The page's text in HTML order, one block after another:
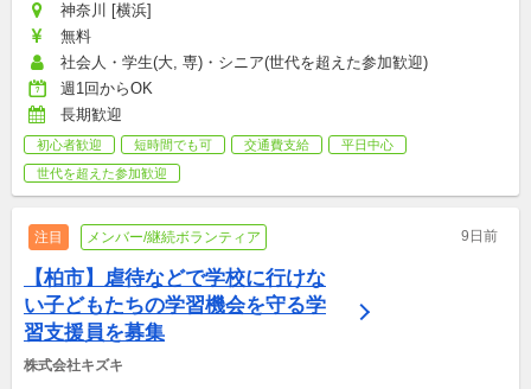
神奈川 [横浜]
無料
社会人・学生(大, 専)・シニア(世代を超えた参加歓迎)
週1回からOK
長期歓迎
初心者歓迎 短時間でも可 交通費支給
平日中心
世代を超えた参加歓迎
注目 メンバー/継続ボランティア 9日前
【柏市】虐待などで学校に行けな
い子どもたちの学習機会を守る学
習支援員を募集
株式会社キズキ